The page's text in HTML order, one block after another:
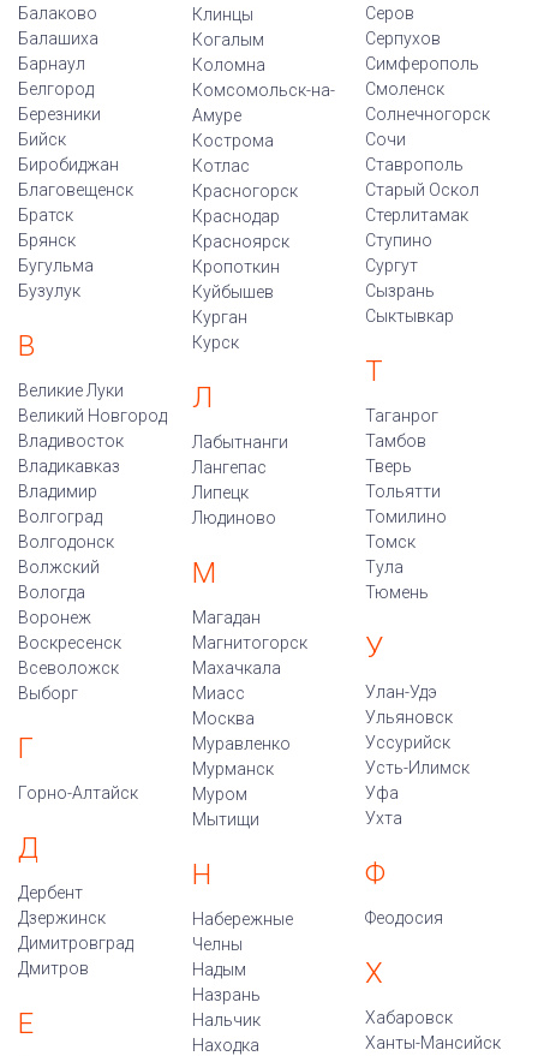
Балаково
Балашиха
Барнаул
Белгород
Березники
Бийск
Биробиджан
Благовещенск
Братск
Брянск
Бугульма
Бузулук
В
Великие Луки
Великий Новгород
Владивосток
Владикавказ
Владимир
Волгоград
Волгодонск
Волжский
Вологда
Воронеж
Воскресенск
Всеволожск
Выборг
Г
Горно-Алтайск
Д
Дербент
Дзержинск
Димитровград
Дмитров
Е
Клинцы
Когалым
Коломна
Комсомольск-на-
Амуре
Кострома
Котлас
Красногорск
Краснодар
Красноярск
Кропоткин
Куйбышев
Курган
Курск
Л
Лабытнанги
Лангепас
Липецк
Людиново
М
Магадан
Магнитогорск
Махачкала
Миасс
Москва
Муравленко
Мурманск
Муром
Мытищи
Н
Набережные
Челны
Надым
Назрань
Нальчик
Находка
Серов
Серпухов
Симферополь
Смоленск
Солнечногорск
Сочи
Ставрополь
Старый Оскол
Стерлитамак
Ступино
Сургут
Сызрань
Сыктывкар
Т
Таганрог
Тамбов
Тверь
Тольятти
Томилино
Томск
Тула
Тюмень
У
Улан-Удэ
Ульяновск
Уссурийск
Усть-Илимск
Уфа
Ухта
Ф
Феодосия
Х
Хабаровск
Ханты-Мансийск